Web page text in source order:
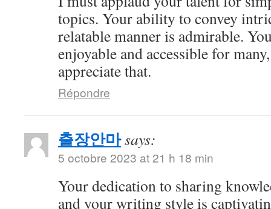
topics. Your ability to convey
relatable manner is admirable.
enjoyable and accessible for
appreciate that.
Répondre
출장안마says:
5 octobre 2023 at 21 h 18 min
Your dedication to sharing
and your writing style is